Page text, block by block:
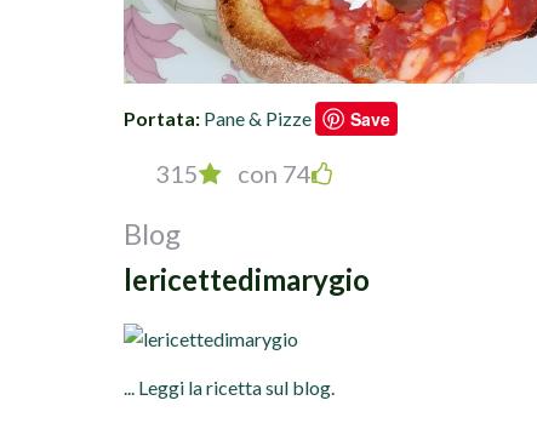
Portata: Pane & Pizze Save
315 con 74
Blog
lericettedimarygio
... Leggi la ricetta sul blog.